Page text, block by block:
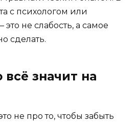
с психологом или
не слабость, а самое
сделать.
всё значит на
не про то, чтобы забыть